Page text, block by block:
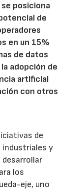
posiciona
de
en un 15%
de datos
adopción de
artificial
con otros
de
industriales y
los
eje, uno